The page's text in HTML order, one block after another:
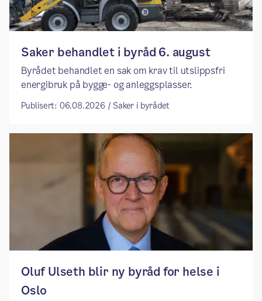
Saker behandlet i byråd 6. august
Byrådet behandlet en sak om krav til utslippsfri
energibruk på bygge- og anleggsplasser.
Publisert: 06.08.2026 / Saker i byrådet
​​Oluf Ulseth blir ny byråd for helse i
Oslo ​